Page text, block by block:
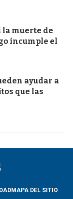
muerte de
incumple el
ayudar a
que las
MAPA DEL SITIO